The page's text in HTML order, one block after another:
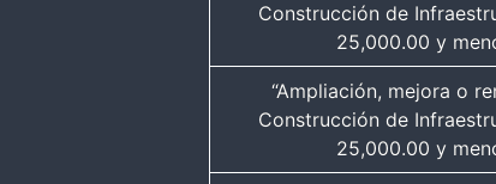
Construcción de
25,000.00 y
“Ampliación, mejora o
Construcción de
25,000.00 y